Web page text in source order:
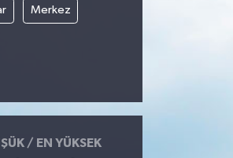
Merkez
/ EN YÜKSEK